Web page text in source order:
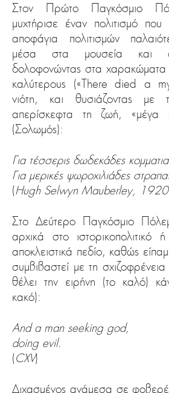
Στον Πρώτο Παγκόσμιο
μυχτήρισε έναν πολιτισμό
αποφάγια πολιτισμών
μέσα στα μουσεία και
δολοφονώντας στα χαρακώματα
καλύτερους («There died a
νιότη, και θυσιάζοντας με
απερίσκεφτα τη ζωή, «μέγα
(Σολωμός):
Για τέσσερις δωδεκάδες
Για μερικές ψωροχιλιάδες
(Hugh Selwyn Mauberley, 1920
Στο Δεύτερο Παγκόσμιο
αρχικά στο ιστορικοπολιτικό ή
αποκλειστικά πεδίο, καθώς
συμβιβαστεί με τη
θέλει την ειρήνη (το καλό)
κακό):
And a man seeking god,
doing evil.
(CXV)
Διχασμένος ανάμεσα σε